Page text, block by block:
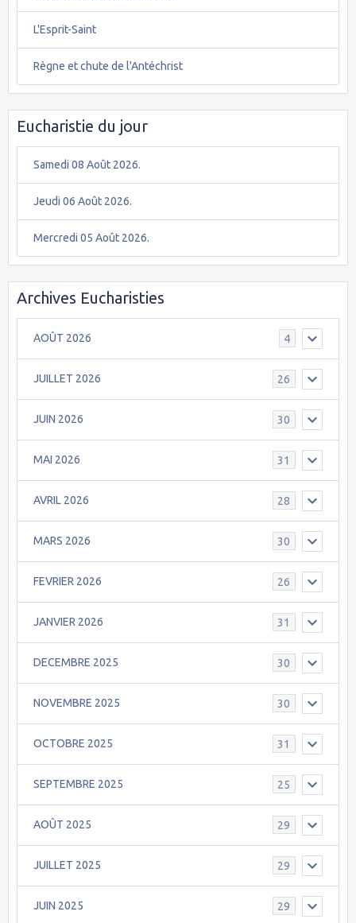
L'Esprit-Saint
Règne et chute de l'Antéchrist
Eucharistie du jour
Samedi 08 Août 2026.
Jeudi 06 Août 2026.
Mercredi 05 Août 2026.
Archives Eucharisties
AOÛT 2026 4
JUILLET 2026 26
JUIN 2026 30
MAI 2026 31
AVRIL 2026 28
MARS 2026 30
FEVRIER 2026 26
JANVIER 2026 31
DECEMBRE 2025 30
NOVEMBRE 2025 30
OCTOBRE 2025 31
SEPTEMBRE 2025 25
AOÛT 2025 29
JUILLET 2025 29
JUIN 2025 29